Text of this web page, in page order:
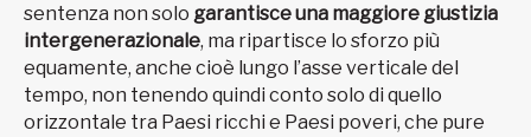
sentenza non solo garantisce una maggiore giustizia
intergenerazionale, ma ripartisce lo sforzo più
equamente, anche cioè lungo l’asse verticale del
tempo, non tenendo quindi conto solo di quello
orizzontale tra Paesi ricchi e Paesi poveri, che pure